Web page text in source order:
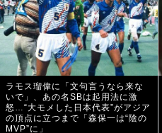
ラモス瑠偉に「文句言うなら来な
いで」、あの名SBは起用法に激
怒…“大モメした日本代表”がアジア
の頂点に立つまで「森保一は“陰の
MVP”に」